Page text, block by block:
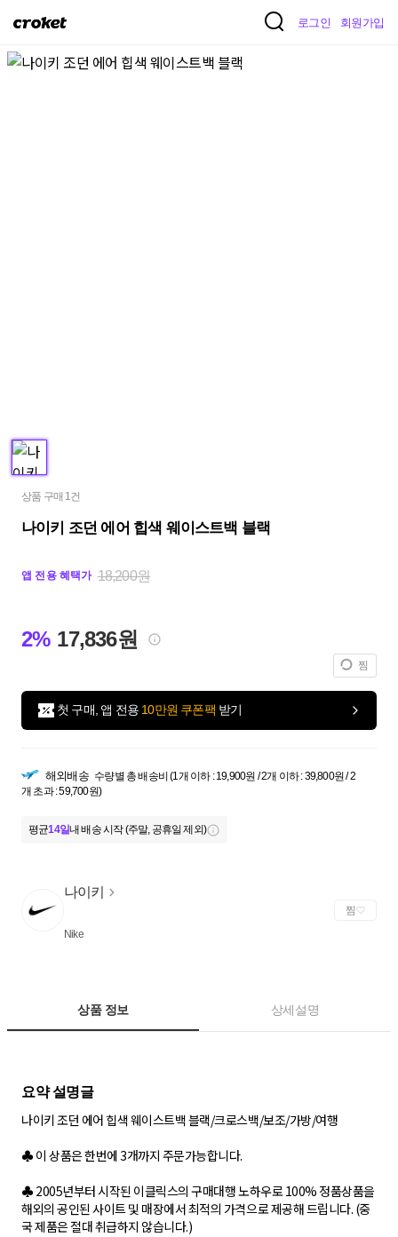
크
켓
로그인 회원가입
상품 구매 1건
나이키 조던 에어 힙색 웨이스트백 블랙
앱 전용 혜택가 18,200원
2% 17,836원
찜
첫 구매, 앱 전용 10만원 쿠폰팩 받기
해외배송 수량별 총 배송비 (1개 이하 : 19,900원 / 2개 이하 : 39,800원 / 2
개 초과 : 59,700원)
평균14일내 배송 시작 (주말, 공휴일 제외)
나이키
Nike
찜
상품 정보 상세설명
요약 설명글
나이키 조던 에어 힙색 웨이스트백 블랙/크로스백/보조/가방/여행
♣ 이 상품은 한번에 3개까지 주문가능합니다.
♣ 2005년부터 시작된 이클릭스의 구매대행 노하우로 100% 정품상품을
해외의 공인된 사이트 및 매장에서 최적의 가격으로 제공해 드립니다. (중
국 제품은 절대 취급하지 않습니다.)